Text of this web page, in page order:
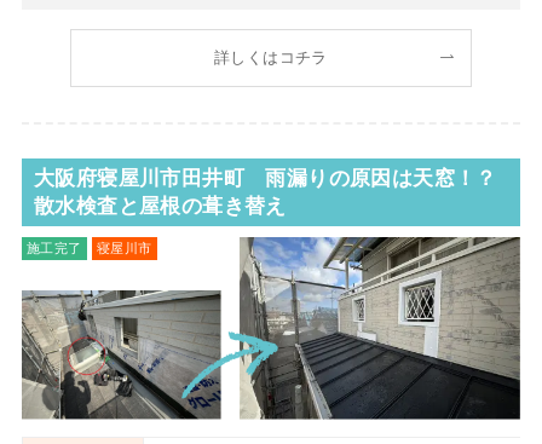
ら A様から最初にいただいたご相談は「外装塗装の見積もり
詳しくはコチラ
大阪府寝屋川市田井町 雨漏りの原因は天窓！？
散水検査と屋根の葺き替え
施工完了
寝屋川市